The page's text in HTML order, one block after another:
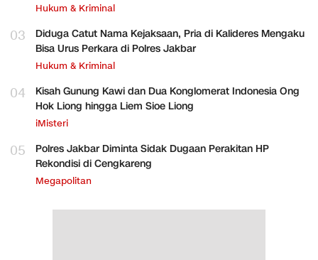
Hukum & Kriminal
03
Diduga Catut Nama Kejaksaan, Pria di Kalideres Mengaku
Bisa Urus Perkara di Polres Jakbar
Hukum & Kriminal
04
Kisah Gunung Kawi dan Dua Konglomerat Indonesia Ong
Hok Liong hingga Liem Sioe Liong
iMisteri
05
Polres Jakbar Diminta Sidak Dugaan Perakitan HP
Rekondisi di Cengkareng
Megapolitan